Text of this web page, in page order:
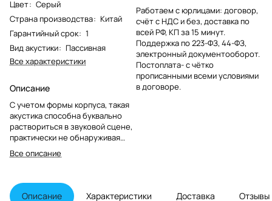
Цвет: Серый
Страна производства: Китай
Гарантийный срок: 1
Вид акустики: Пассивная
Все характеристики
Описание
С учетом формы корпуса, такая
акустика способна буквально
раствориться в звуковой сцене,
практически не обнаруживая
себя в качестве источника звука.
Внутренняя проводка в колонках
акустическим кабелем, а для
подключения усилителя служит
Все описание
Работаем с юрлицами: договор,
счёт с НДС и без, доставка по
всей РФ, КП за 15 минут.
Поддержка по 223-ФЗ, 44-ФЗ,
электронный документооборот.
Постоплата- с чётко
прописанными всеми условиями
в договоре.
Описание Характеристики Доставка Отзывы